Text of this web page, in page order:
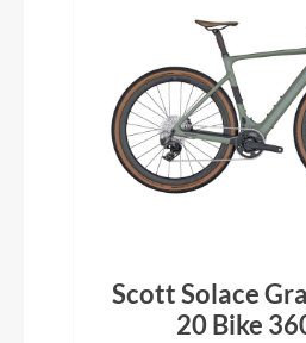
Scott Solace
20 Bike